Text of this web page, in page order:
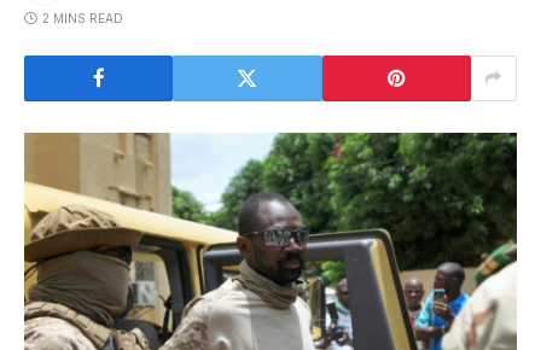
2 MINS READ